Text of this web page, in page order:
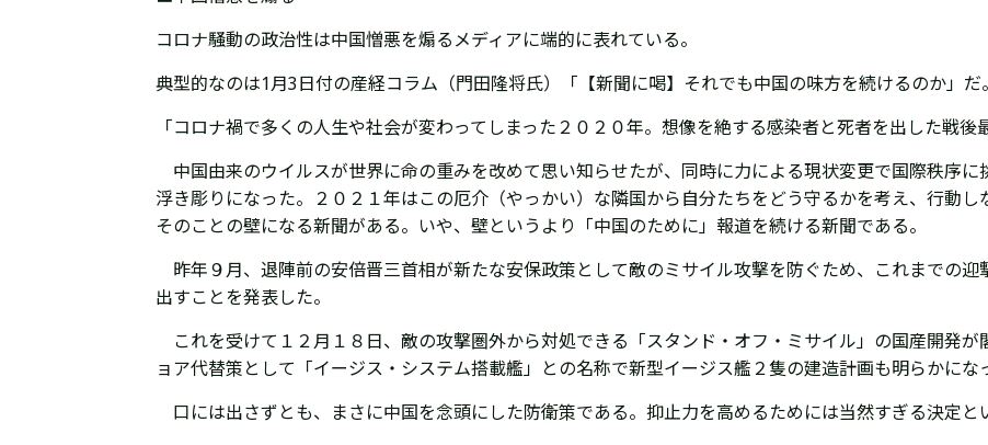
コロナ騒動の政治性は中国憎悪を煽るメディアに端的に表れている。
典型的なのは1月3日付の産経コラム（門田隆将氏）「【新聞に喝】それでも中国の味方を続けるのか」だ。
「コロナ禍で多くの人生や社会が変わってしまった２０２０年。想像を絶する感染者と死者を出した戦後
中国由来のウイルスが世界に命の重みを改めて思い知らせたが、同時に力による現状変更で国際秩序に
浮き彫りになった。２０２１年はこの厄介（やっかい）な隣国から自分たちをどう守るかを考え、行動し
そのことの壁になる新聞がある。いや、壁というより「中国のために」報道を続ける新聞である。
昨年９月、退陣前の安倍晋三首相が新たな安保政策として敵のミサイル攻撃を防ぐため、これまでの迎
出すことを発表した。
これを受けて１２月１８日、敵の攻撃圏外から対処できる「スタンド・オフ・ミサイル」の国産開発が
ョア代替策として「イージス・システム搭載艦」との名称で新型イージス艦２隻の建造計画も明らかにな
口には出さずとも、まさに中国を念頭にした防衛策である。抑止力を高めるためには当然すぎる決定と